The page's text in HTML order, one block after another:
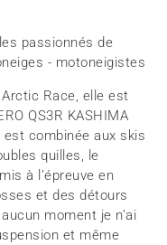
Race, elle est
QS3R KASHIMA
combinée aux skis
quilles, le
à l’épreuve en
et des détours
moment je n’ai
et même